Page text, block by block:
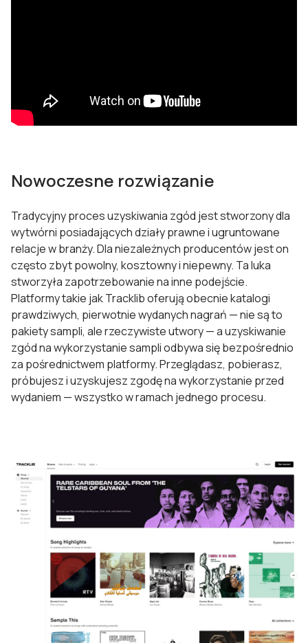
Nowoczesne rozwiązanie
Tradycyjny proces uzyskiwania zgód jest stworzony dla
wytwórni posiadających działy prawne i ugruntowane
relacje w branży. Dla niezależnych producentów jest on
często zbyt powolny, kosztowny i niepewny. Ta luka
stworzyła zapotrzebowanie na inne podejście.
Platformy takie jak Tracklib oferują obecnie katalogi
prawdziwych, pierwotnie wydanych nagrań — nie są to
pakiety sampli, ale rzeczywiste utwory — a uzyskiwanie
zgód na wykorzystanie sampli odbywa się bezpośrednio
za pośrednictwem platformy. Przeglądasz, pobierasz,
próbujesz i uzyskujesz zgodę na wykorzystanie przed
wydaniem — wszystko w ramach jednego procesu.